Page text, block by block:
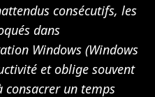
consécutifs, les
dans
Windows (Windows
et oblige souvent
un temps